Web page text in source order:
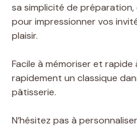
sa simplicité de
pour impressionner vos
plaisir.
Facile à mémoriser et rapide
rapidement un classique
pâtisserie.
N’hésitez pas à